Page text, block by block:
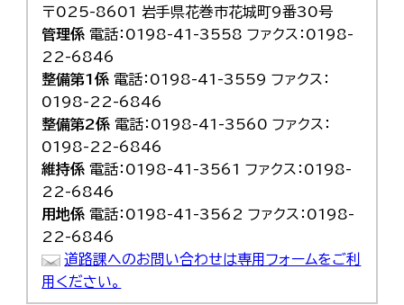
〒025-8601 岩手県花巻市花城町9番30号
管理係 電話：0198-41-3558 ファクス：0198-
22-6846
整備第1係 電話：0198-41-3559 ファクス：
0198-22-6846
整備第2係 電話：0198-41-3560 ファクス：
0198-22-6846
維持係 電話：0198-41-3561 ファクス：0198-
22-6846
用地係 電話：0198-41-3562 ファクス：0198-
22-6846
道路課へのお問い合わせは専用フォームをご利
用ください。